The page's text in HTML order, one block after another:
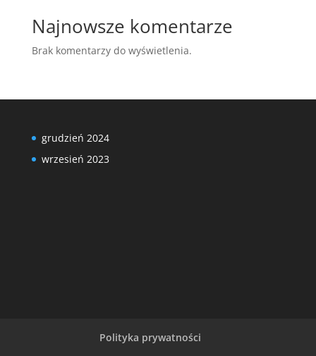
Najnowsze komentarze
Brak komentarzy do wyświetlenia.
grudzień 2024
wrzesień 2023
Polityka prywatności